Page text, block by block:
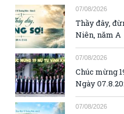
07/08/2026
Thầy đây,
Niên, năm A
07/08/2026
Chúc mừng
Ngày
07/08/2026